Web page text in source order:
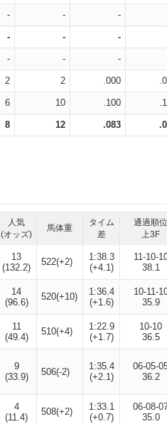
- - -
- - -
- - -
2 2 .000
6 10 .100
8 12 .083
人気
(オッズ)
馬体重
タイム
差
通過順位
上3F
13
(132.2)
522(+2)
1:38.3
(+4.1)
11-10-
38.1
14
(96.6)
520(+10)
1:36.4
(+1.6)
10-11-
35.9
11
(49.4)
510(+4)
1:22.9
(+1.7)
10-10
36.5
9
(33.9)
506(-2)
1:35.4
(+2.1)
06-05-
36.2
4
(11.4)
508(+2)
1:33.1
(+0.7)
06-08-
35.0